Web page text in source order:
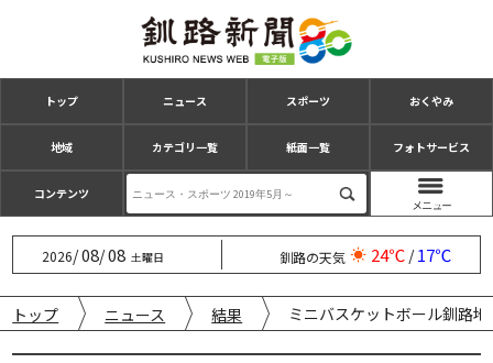
トップ ニュース スポーツ おくやみ
地域 カテゴリ一覧 紙面一覧 フォトサービス
コンテンツ
2026/08/08 土曜日 釧路の天気 24℃/17℃
トップ ニュース 結果 ミニバスケットボール釧路